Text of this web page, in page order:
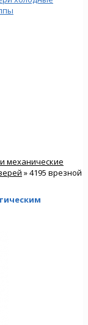
механические
» 4195 врезной